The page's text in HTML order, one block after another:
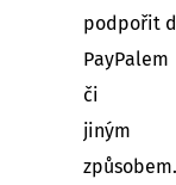
podpořit
PayPalem
či
jiným
způsobem.